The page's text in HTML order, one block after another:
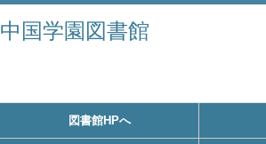
中国学園図書館
図書館HPへ